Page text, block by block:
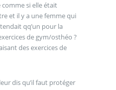
si elle était
et il y a une femme qui
qq’un pour la
de gym/osthéo ?
des exercices de
dis qu’il faut protéger